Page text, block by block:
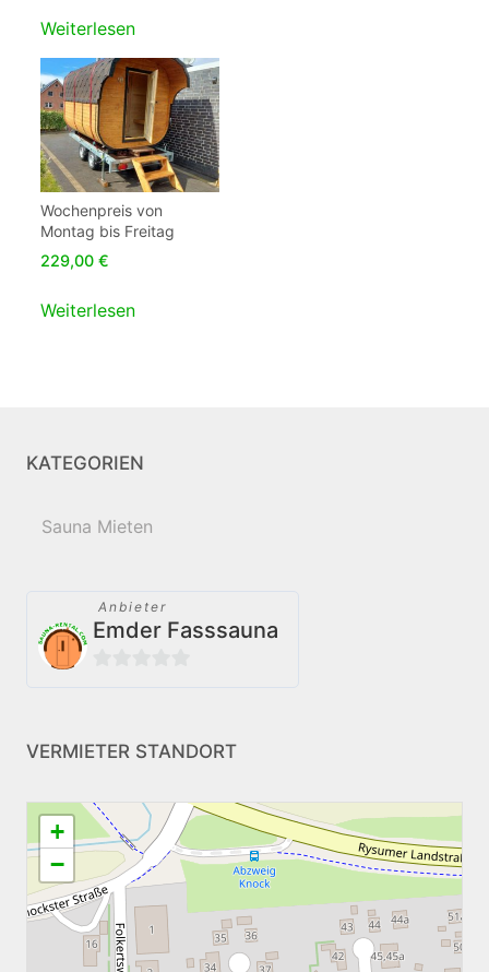
Weiterlesen
Wochenpreis von
Montag bis Freitag
229,00€
Weiterlesen
KATEGORIEN
Sauna Mieten
Anbieter
Emder Fasssauna
VERMIETER STANDORT
+
−